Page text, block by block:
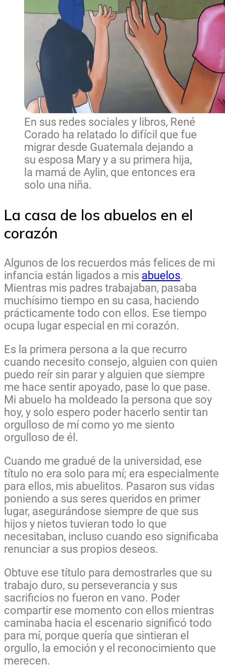
En sus redes sociales y libros, René
Corado ha relatado lo difícil que fue
migrar desde Guatemala dejando a
su esposa Mary y a su primera hija,
la mamá de Aylin, que entonces era
solo una niña.
La casa de los abuelos en el
corazón
Algunos de los recuerdos más felices de mi
infancia están ligados a mis abuelos.
Mientras mis padres trabajaban, pasaba
muchísimo tiempo en su casa, haciendo
prácticamente todo con ellos. Ese tiempo
ocupa lugar especial en mi corazón.
Es la primera persona a la que recurro
cuando necesito consejo, alguien con quien
puedo reír sin parar y alguien que siempre
me hace sentir apoyado, pase lo que pase.
Mi abuelo ha moldeado la persona que soy
hoy, y solo espero poder hacerlo sentir tan
orgulloso de mí como yo me siento
orgulloso de él.
Cuando me gradué de la universidad, ese
título no era solo para mí; era especialmente
para ellos, mis abuelitos. Pasaron sus vidas
poniendo a sus seres queridos en primer
lugar, asegurándose siempre de que sus
hijos y nietos tuvieran todo lo que
necesitaban, incluso cuando eso significaba
renunciar a sus propios deseos.
Obtuve ese título para demostrarles que su
trabajo duro, su perseverancia y sus
sacrificios no fueron en vano. Poder
compartir ese momento con ellos mientras
caminaba hacia el escenario significó todo
para mí, porque quería que sintieran el
orgullo, la emoción y el reconocimiento que
merecen.